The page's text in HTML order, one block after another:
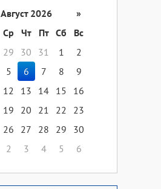
Август 2026
»
Ср Чт Пт Сб
Вс
29 30 31 1
2
5 6 7 8
9
12 13 14 15
16
19 20 21 22
23
26 27 28 29
30
2 3 4 5 6